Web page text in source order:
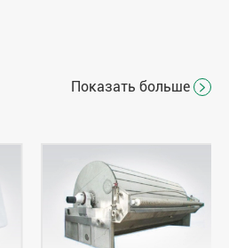
Показать больше 